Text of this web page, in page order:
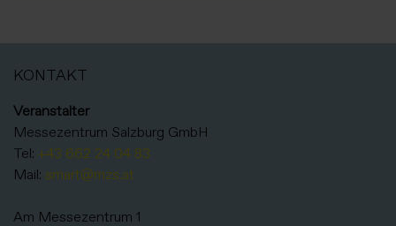
KONTAKT
Veranstalter
Messezentrum Salzburg GmbH
Tel: +43 662 24 04 83
Mail: smart@mzs.at
Am Messezentrum 1